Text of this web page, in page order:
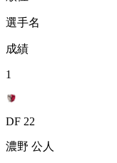
選手名
成績
1
DF 22
濃野 公人